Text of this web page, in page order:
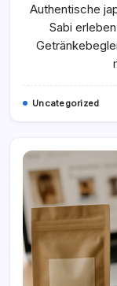
Authentische
Sabi
Uncategorized